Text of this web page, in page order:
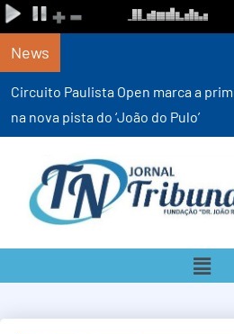
News
Circuito Paulista Open marca a
na nova pista do ‘João do Pulo’